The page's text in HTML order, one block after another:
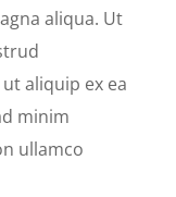
aliqua. Ut
aliquip ex ea
minim
ullamco